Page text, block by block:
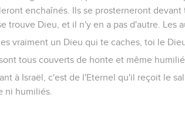
enchaînés. Ils se prosterneront
trouve Dieu, et il n'y en a pas d'autre. Les
vraiment un Dieu qui te caches, toi le
tous couverts de honte et même
à Israël, c'est de l'Eternel qu'il reçoit le
ni humiliés.